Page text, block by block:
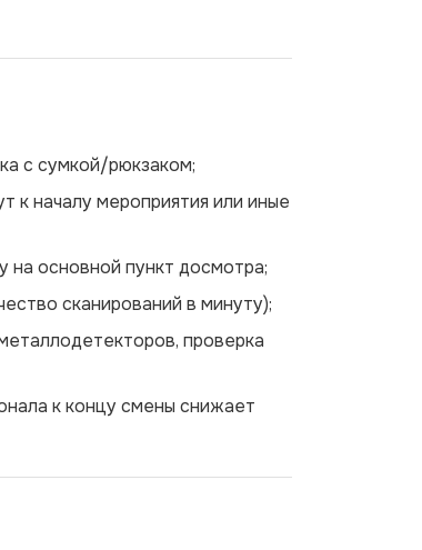
с сумкой/рюкзаком;
к началу мероприятия или иные
на основной пункт досмотра;
сканирований в минуту);
проверка
к концу смены снижает